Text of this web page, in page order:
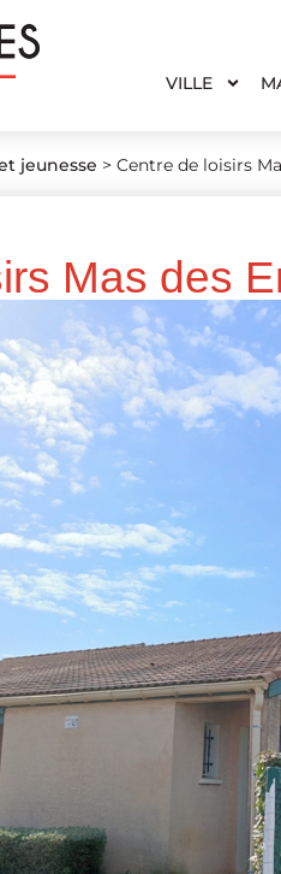
VILLE
jeunesse > Centre de loisirs
Mas des